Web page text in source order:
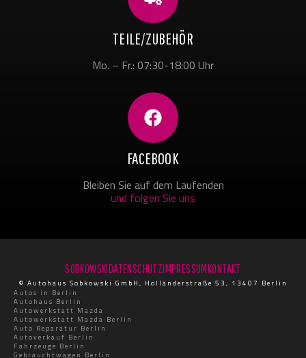
TEILE/ZUBEHÖR
Mo. – Fr.: 07:30-18:00 Uhr
FACEBOOK
Bleiben Sie auf dem Laufenden
und folgen Sie uns
SOBKOWSKIDATENSCHUTZIMPRESSUMKONTAKT
© Autohaus Sobkowski GmbH, Holländerstraße 53, 13407 Berlin
Autos in Berlin
Autohaus Berlin
Autowerkstatt Mazda
Autowerkstatt Mazda Berlin
Auto Reparatur Berlin
Autoverkauf Berlin
Fahrzeuge Berlin
Gebrauchtwagen Berlin